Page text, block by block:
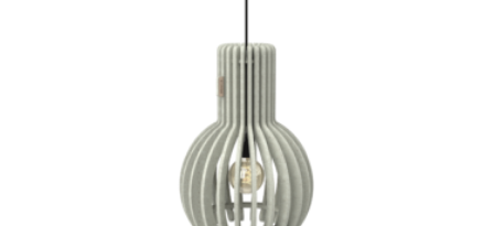
Type lichtbron
E27 fitting (13)
Ingebouwde LED (1)